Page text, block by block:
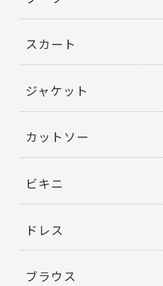
スカート
ジャケット
カットソー
ビキニ
ドレス
ブラウス